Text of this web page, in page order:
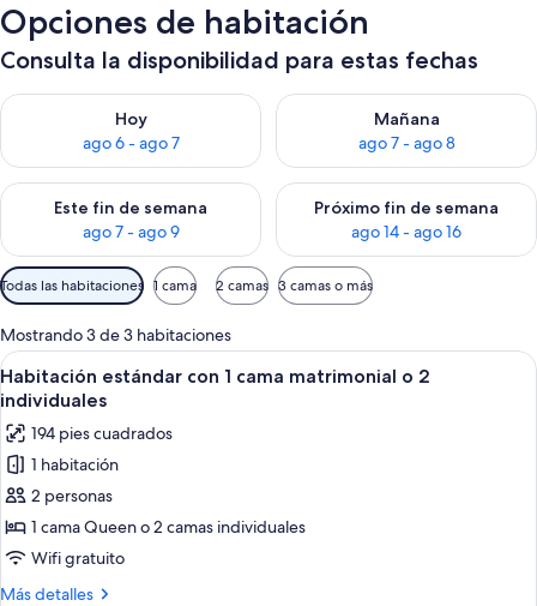
Opciones de habitación
Consulta la disponibilidad para estas fechas
Hoy
ago 6 - ago 7
Consulta la disponibilidad para hoy ago 6 - ago 7
Mañana
ago 7 - ago 8
Consulta la disponibilidad
Este fin de semana
ago 7 - ago 9
Consulta la disponibilidad para este fin de semana ago 7 -
Próximo fin de semana
ago 14 - ago 16
Consulta la disponibilidad
Filtros
disponibles
para
las
habitaciones
Todas las habitaciones 1 cama 2 camas 3 camas o más
Mostrando 3 de 3 habitaciones
Abrir
todas
las
fotos
de
Habitación
estándar
con
1
Habitación de hotel con una cama
6
Habitación estándar con 1 cama matrimonial o 2
individuales
194 pies cuadrados
1 habitación
2 personas
1 cama Queen o 2 camas individuales
Wifi gratuito
Más detalles
Más